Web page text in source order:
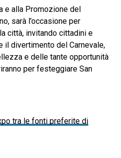
e alla Promozione del
sarà l’occasione per
città, invitando cittadini e
il divertimento del Carnevale,
e delle tante opportunità
per festeggiare San
tra le fonti preferite di